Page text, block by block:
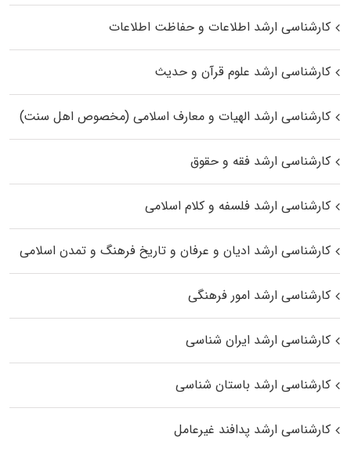
کارشناسی ارشد اطلاعات و حفاظت اطلاعات
کارشناسی ارشد علوم قرآن و حدیث
کارشناسی ارشد الهیات و معارف اسلامی (مخصوص اهل سنت)
کارشناسی ارشد فقه و حقوق
کارشناسی ارشد فلسفه و کلام اسلامی
کارشناسی ارشد ادیان و عرفان و تاریخ فرهنگ و تمدن اسلامی
کارشناسی ارشد امور فرهنگی
کارشناسی ارشد ایران شناسی
کارشناسی ارشد باستان شناسی
کارشناسی ارشد پدافند غیرعامل